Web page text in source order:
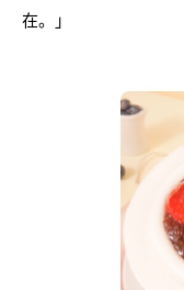
在。」